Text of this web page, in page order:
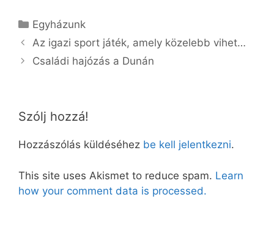
Kategória
Egyházunk
Az igazi sport játék, amely közelebb vihet…
Családi hajózás a Dunán
Szólj hozzá!
Hozzászólás küldéséhez be kell jelentkezni.
This site uses Akismet to reduce spam. Learn
how your comment data is processed.